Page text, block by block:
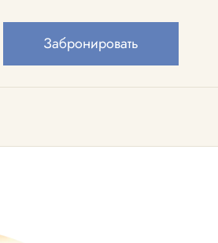
Забронировать